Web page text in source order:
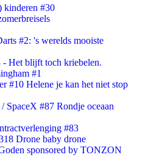
kinderen #30
#2: 's werelds mooiste
- Het blijft toch kriebelen.
#1
#10 Helene je kan het niet stop
SpaceX #87 Rondje oceaan
#83
Drone baby drone
sponsored by TONZON